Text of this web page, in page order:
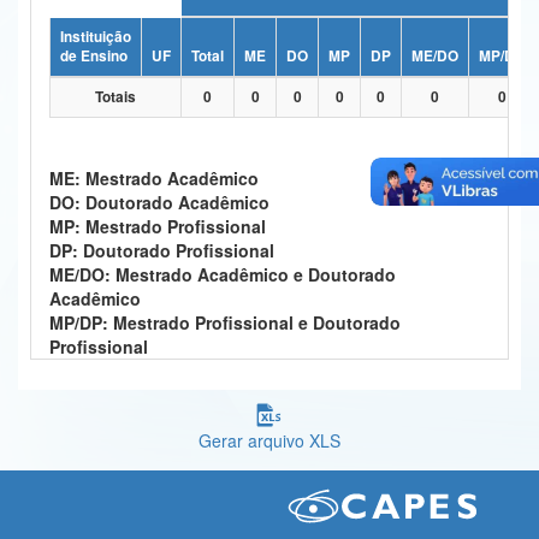
Ministério da Ciência, Tecnologia, Inovações e Comunicações
Ministério do Meio Ambiente
Ministério do Desenvolvimento Regional
Controladoria-Geral da União
Ministério da Mulher, da Família e dos Direitos Humanos
Secretaria-Geral
Instituição
de Ensino
UF Total ME DO MP DP ME/DO
MP/DP
Totais
0 0 0 0 0 0 0
ME: Mestrado Acadêmico
DO: Doutorado Acadêmico
MP: Mestrado Profissional
DP: Doutorado Profissional
ME/DO: Mestrado Acadêmico e Doutorado
Acadêmico
MP/DP: Mestrado Profissional e Doutorado
Profissional
Gerar arquivo XLS